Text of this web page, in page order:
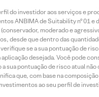
do investidor aos serviços e
ANBIMA de Suitability nº 01
moderado e
desde que dentro das
se a sua pontuação de
desejada. Você pode
sua pontuação de risco atual
que, com base na
ao seu perfil de